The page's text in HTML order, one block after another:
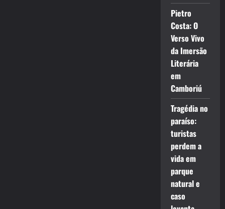
Pietro
Costa: O
Verso Vivo
da Imersão
Literária
em
Camboriú
Tragédia no
paraíso:
turistas
perdem a
vida em
parque
natural e
caso